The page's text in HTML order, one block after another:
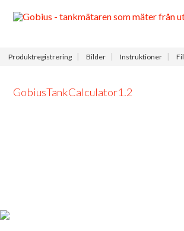
Produktregistrering Bilder Instruktioner
GobiusTankCalculator1.2